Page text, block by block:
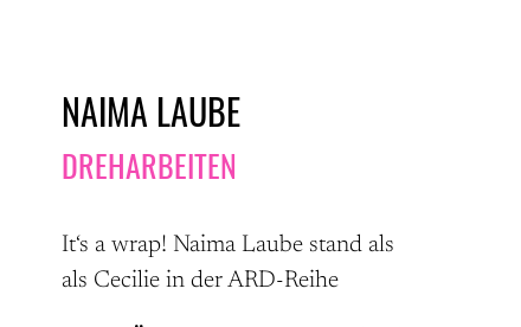
NAIMA LAUBE
DREHARBEITEN
It‘s a wrap! Naima Laube stand als
als Cecilie in der ARD-Reihe